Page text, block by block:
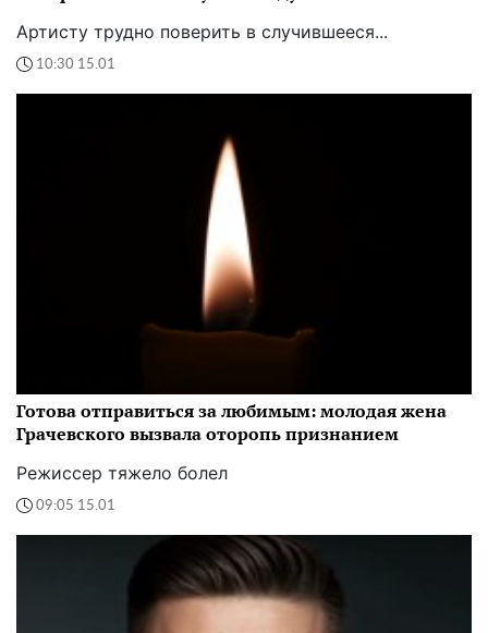
Артисту трудно поверить в случившееся...
10:30 15.01
Готова отправиться за любимым: молодая жена
Грачевского вызвала оторопь признанием
Режиссер тяжело болел
09:05 15.01